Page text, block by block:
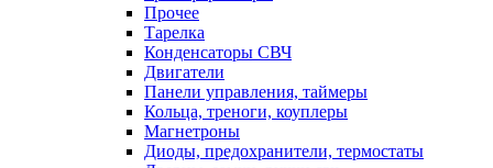
Прочее
Тарелка
Конденсаторы СВЧ
Двигатели
Панели управления, таймеры
Кольца, треноги, коуплеры
Магнетроны
Диоды, предохранители, термостаты